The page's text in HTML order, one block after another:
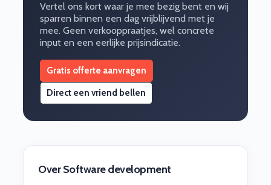
Vertel ons kort waar je mee bezig bent en wij
sparren binnen een dag vrijblijvend met je
mee. Geen verkooppraatjes, wel concrete
input en een eerlijke prijsindicatie.
Gratis offerte aanvragen
Direct een vriend bellen
Over Software development